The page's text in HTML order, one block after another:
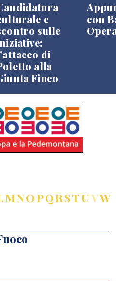
e
sulle
di
alla
Finco
con
MNOPQRSTUVW